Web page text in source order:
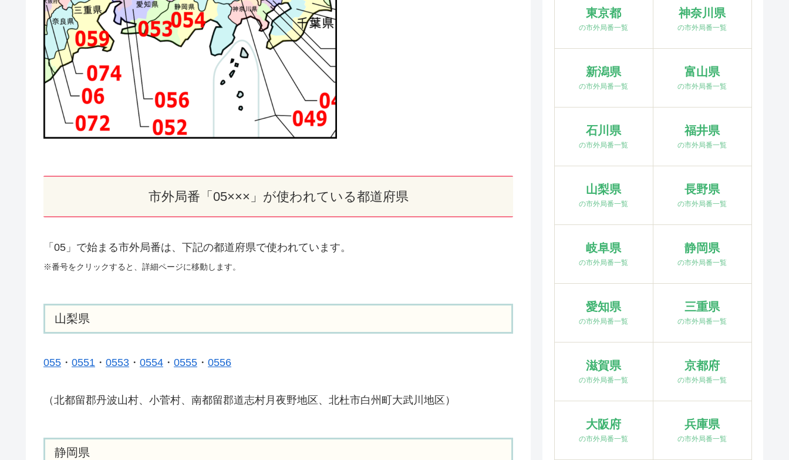
市外局番「05×××」が使われている都道府県
「05」で始まる市外局番は、下記の都道府県で使われています。
※番号をクリックすると、詳細ページに移動します。
山梨県
055 ・ 0551 ・ 0553 ・ 0554 ・ 0555 ・ 0556
（北都留郡丹波山村、小菅村、南都留郡道志村月夜野地区、北杜市白州町大武川地区）
静岡県
東京都
の市外局番一覧
神奈川県
の市外局番一覧
新潟県
の市外局番一覧
富山県
の市外局番一覧
石川県
の市外局番一覧
福井県
の市外局番一覧
山梨県
の市外局番一覧
長野県
の市外局番一覧
岐阜県
の市外局番一覧
静岡県
の市外局番一覧
愛知県
の市外局番一覧
三重県
の市外局番一覧
滋賀県
の市外局番一覧
京都府
の市外局番一覧
大阪府
の市外局番一覧
兵庫県
の市外局番一覧